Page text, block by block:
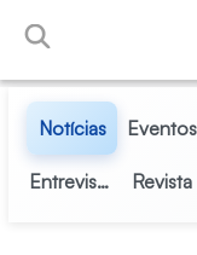
Pular para o
Notícias Eventos
Entrevistas Revista